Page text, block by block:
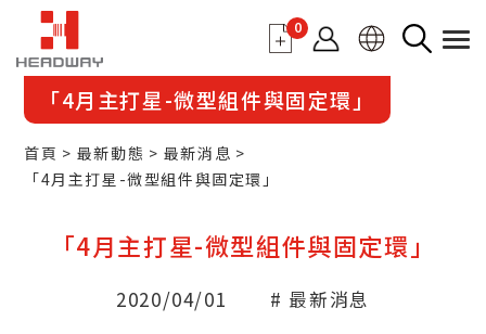
0
「4月主打星-微型組件與固定環」
首頁 最新動態
最新消息
「4月主打星-微型組件與固定環」
「4月主打星-微型組件與固定環」
2020/04/01 # 最新消息